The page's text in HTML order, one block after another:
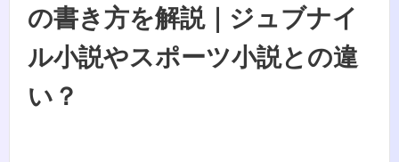
の書き方を解説｜ジュブナイ
ル小説やスポーツ小説との違
い？